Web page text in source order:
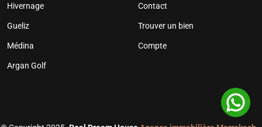
Hivernage
Gueliz
Médina
Argan Golf
Contact
Trouver un bien
Compte